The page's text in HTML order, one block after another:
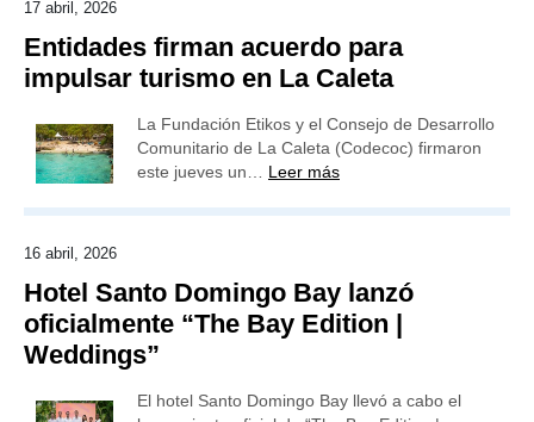
17 abril, 2026
Entidades firman acuerdo para
impulsar turismo en La Caleta
La Fundación Etikos y el Consejo de Desarrollo
Comunitario de La Caleta (Codecoc) firmaron
este jueves un… Leer más
16 abril, 2026
Hotel Santo Domingo Bay lanzó
oficialmente “The Bay Edition |
Weddings”
El hotel Santo Domingo Bay llevó a cabo el